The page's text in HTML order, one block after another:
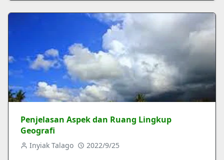
Penjelasan Aspek dan Ruang Lingkup
Geografi
Inyiak Talago 2022/9/25